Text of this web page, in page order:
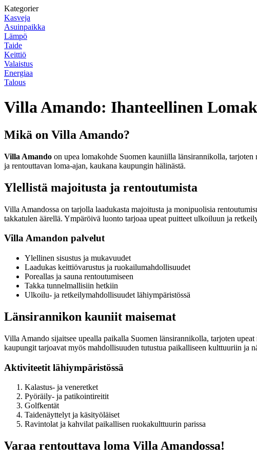
Kategorier
Kasveja
Asuinpaikka
Lämpö
Taide
Keittiö
Valaistus
Energiaa
Talous
Villa Amando: Ihanteellinen
Mikä on Villa Amando?
Villa Amando on upea lomakohde Suomen kauniilla länsirannikolla,
ja rentouttavan loma-ajan, kaukana kaupungin hälinästä.
Ylellistä majoitusta ja rentoutumista
Villa Amandossa on tarjolla laadukasta majoitusta ja monipuolisia
takkatulen äärellä. Ympäröivä luonto tarjoaa upeat puitteet ulkoiluun ja
Villa Amandon palvelut
Ylellinen sisustus ja mukavuudet
Laadukas keittiövarustus ja ruokailumahdollisuudet
Poreallas ja sauna rentoutumiseen
Takka tunnelmallisiin hetkiin
Ulkoilu- ja retkeilymahdollisuudet lähiympäristössä
Länsirannikon kauniit maisemat
Villa Amando sijaitsee upealla paikalla Suomen länsirannikolla, tarjoten
kaupungit tarjoavat myös mahdollisuuden tutustua paikalliseen kulttuuriin ja
Aktiviteetit lähiympäristössä
Kalastus- ja veneretket
Pyöräily- ja patikointireitit
Golfkentät
Taidenäyttelyt ja käsityöläiset
Ravintolat ja kahvilat paikallisen ruokakulttuurin parissa
Varaa rentouttava loma Villa Amandossa!